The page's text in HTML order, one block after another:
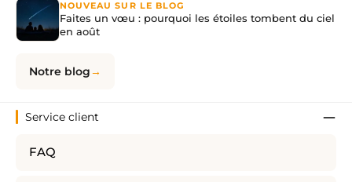
NOUVEAU SUR LE BLOG
Faites un vœu : pourquoi les étoiles tombent du ciel
en août
Notre blog
Service client
FAQ